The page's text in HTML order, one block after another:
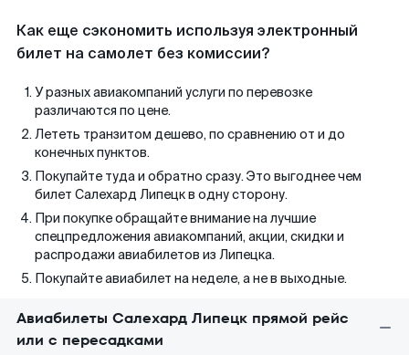
Как еще сэкономить используя электронный
билет на самолет без комиссии?
У разных авиакомпаний услуги по перевозке
различаются по цене.
Лететь транзитом дешево, по сравнению от и до
конечных пунктов.
Покупайте туда и обратно сразу. Это выгоднее чем
билет Салехард Липецк в одну сторону.
При покупке обращайте внимание на лучшие
спецпредложения авиакомпаний, акции, скидки и
распродажи авиабилетов из Липецка.
Покупайте авиабилет на неделе, а не в выходные.
Авиабилеты Салехард Липецк прямой рейс
или с пересадками